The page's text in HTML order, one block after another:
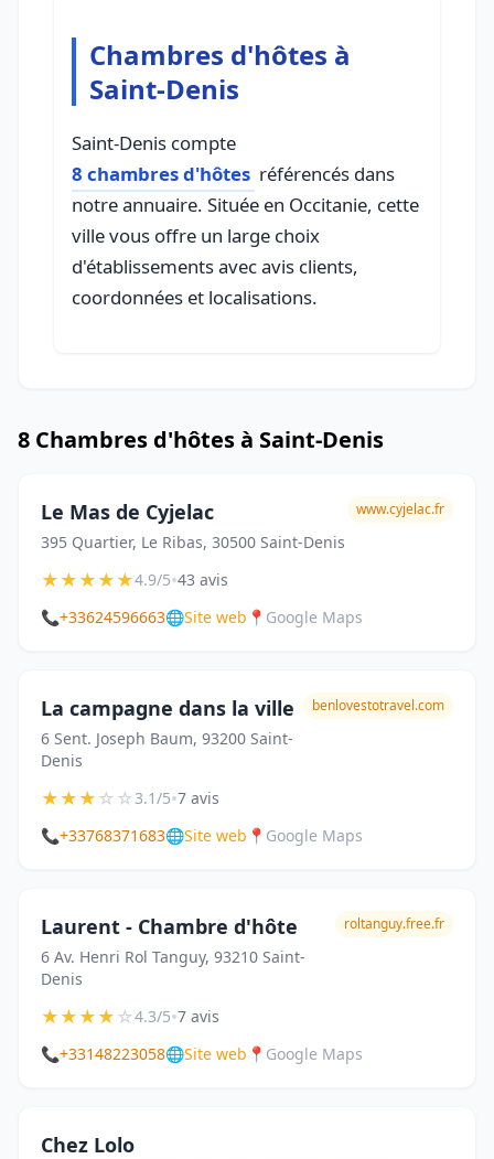
Chambres d'hôtes à
Saint-Denis
Saint-Denis compte
8 chambres d'hôtes référencés dans
notre annuaire. Située en Occitanie, cette
ville vous offre un large choix
d'établissements avec avis clients,
coordonnées et localisations.
8 Chambres d'hôtes à Saint-Denis
Le Mas de Cyjelac
395 Quartier, Le Ribas, 30500 Saint-Denis
www.cyjelac.fr
★★★★★4.9/5•43 avis
📞+33624596663🌐Site web 📍 Google Maps
La campagne dans la ville
6 Sent. Joseph Baum, 93200 Saint-
Denis
benlovestotravel.com
★★★☆☆3.1/5•7 avis
📞+33768371683🌐Site web 📍 Google Maps
Laurent - Chambre d'hôte
6 Av. Henri Rol Tanguy, 93210 Saint-
Denis
roltanguy.free.fr
★★★★☆4.3/5•7 avis
📞+33148223058🌐Site web 📍 Google Maps
Chez Lolo